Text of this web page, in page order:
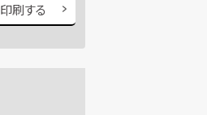
印刷する